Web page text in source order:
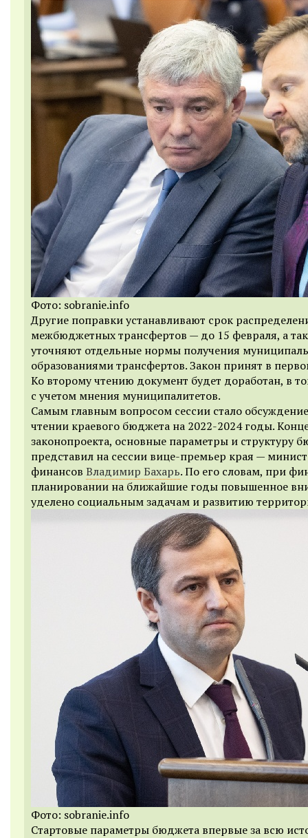
Фото: sobranie.info
Другие поправки устанавливают срок
межбюджетных трансфертов — до 15 февраля, а
уточняют отдельные нормы получения
образованиями трансфертов. Закон принят в
Ко второму чтению документ будет доработан, в
с учетом мнения муниципалитетов.
Самым главным вопросом сессии стало
чтении краевого бюджета на 2022-2024 годы.
законопроекта, основные параметры и структуру
представил на сессии вице-премьер края —
финансов Владимир Бахарь. По его словам, при
планировании на ближайшие годы повышенное
уделено социальным задачам и развитию
Фото: sobranie.info
Стартовые параметры бюджета впервые за всю